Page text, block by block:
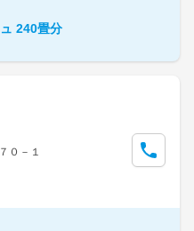
240畳分
０－１